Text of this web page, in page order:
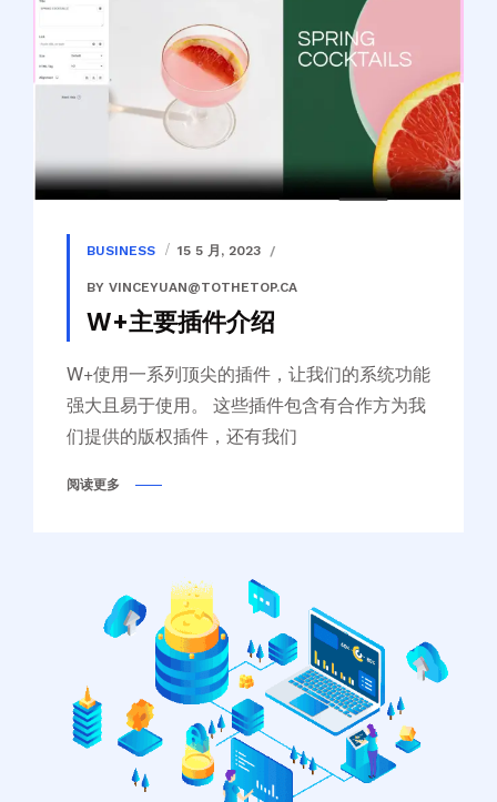
BUSINESS 15 5 月, 2023
BY VINCEYUAN@TOTHETOP.CA
W+主要插件介绍
W+使用一系列顶尖的插件，让我们的系统功能
强大且易于使用。 这些插件包含有合作方为我
们提供的版权插件，还有我们
阅读更多